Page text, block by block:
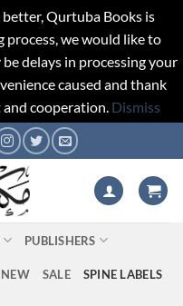
Qurtuba Books is
process, we would like to
delays in processing your
caused and thank
cooperation. Dismiss
PUBLISHERS
NEW SALE SPINE LABELS